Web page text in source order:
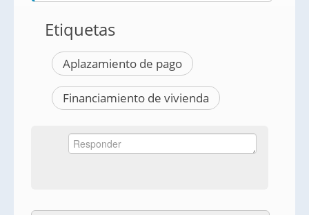
Etiquetas
Aplazamiento de pago
Financiamiento de vivienda